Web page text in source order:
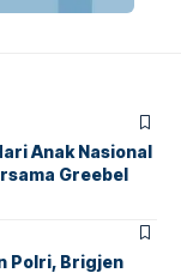
Anak Nasional
Greebel
Polri, Brigjen